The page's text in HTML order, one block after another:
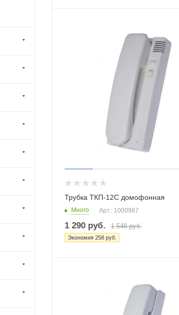
Трубка ТКП-12С домофонная
Много Арт.: 1000967
1 290 руб. 1 548руб.
Экономия 258 руб.